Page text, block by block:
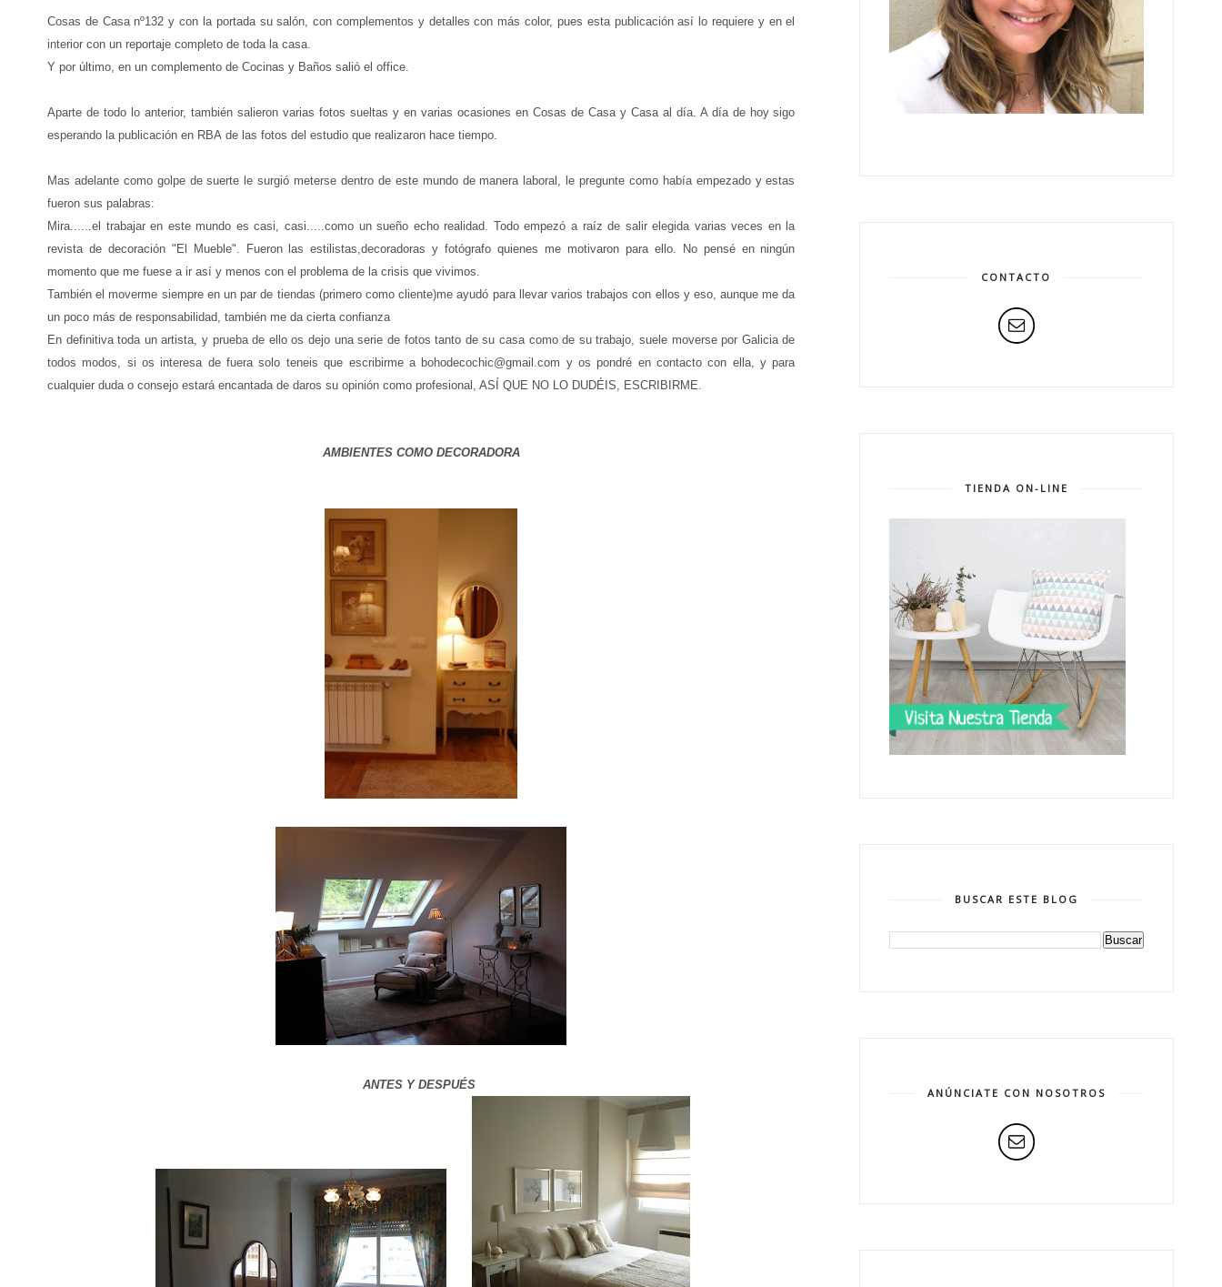
Cosas de Casa nº132 y con la portada su salón, con complementos y detalles con más color, pues esta publicación así lo requiere y en el
interior con un reportaje completo de toda la casa.
Y por último, en un complemento de Cocinas y Baños salió el office.
Aparte de todo lo anterior, también salieron varias fotos sueltas y en varias ocasiones en Cosas de Casa y Casa al día. A día de hoy sigo
esperando la publicación en RBA de las fotos del estudio que realizaron hace tiempo.
Mas adelante como golpe de suerte le surgió meterse dentro de este mundo de manera laboral, le pregunte como había empezado y estas
fueron sus palabras:
Mira......el trabajar en este mundo es casi, casi.....como un sueño echo realidad. Todo empezó a raíz de salir elegida varias veces en la
revista de decoración "El Mueble". Fueron las estilistas,decoradoras y fotógrafo quienes me motivaron para ello. No pensé en ningún
momento que me fuese a ir así y menos con el problema de la crisis que vivimos.
También el moverme siempre en un par de tiendas (primero como cliente)me ayudó para llevar varios trabajos con ellos y eso, aunque me da
un poco más de responsabilidad, también me da cierta confianza
En definitiva toda un artista, y prueba de ello os dejo una serie de fotos tanto de su casa como de su trabajo, suele moverse por Galicia de
todos modos, si os interesa de fuera solo teneis que escribirme a bohodecochic@gmail.com y os pondré en contacto con ella, y para
cualquier duda o consejo estará encantada de daros su opinión como profesional, ASÍ QUE NO LO DUDÉIS, ESCRIBIRME.
AMBIENTES COMO DECORADORA
ANTES Y DESPUÉS
CONTACTO
TIENDA ON-LINE
BUSCAR ESTE BLOG
ANÚNCIATE CON NOSOTROS